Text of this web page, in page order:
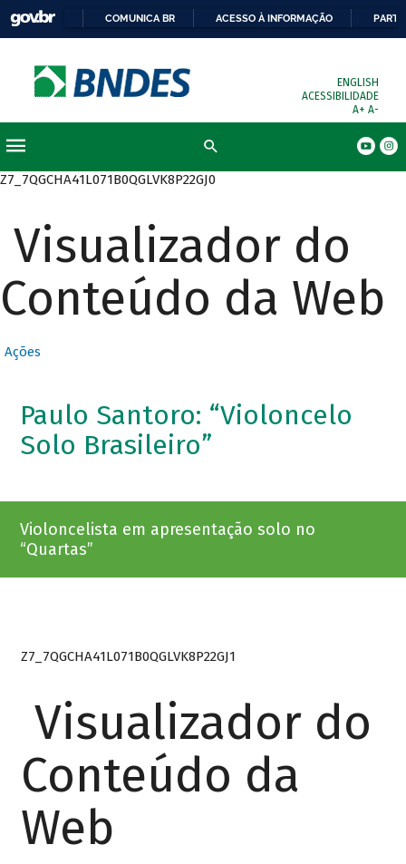
COMUNICA BR ACESSO À INFORMAÇÃO
ENGLISH
ACESSIBILIDADE
A+ A-
Z7_7QGCHA41L071B0QGLVK8P22GJ0
Visualizador do
Conteúdo da Web
Ações
Paulo Santoro: “Violoncelo
Solo Brasileiro”
Violoncelista em apresentação solo no
“Quartas”
Z7_7QGCHA41L071B0QGLVK8P22GJ1
Visualizador do
Conteúdo da
Web